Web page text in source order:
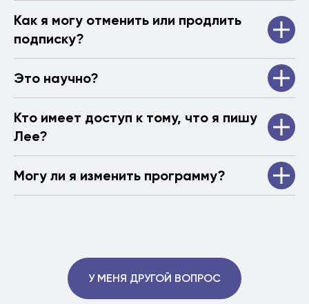
Как я могу отменить или продлить
подписку?
Это научно?
Кто имеет доступ к тому, что я пишу
Лее?
Могу ли я изменить программу?
У МЕНЯ ДРУГОЙ ВОПРОС